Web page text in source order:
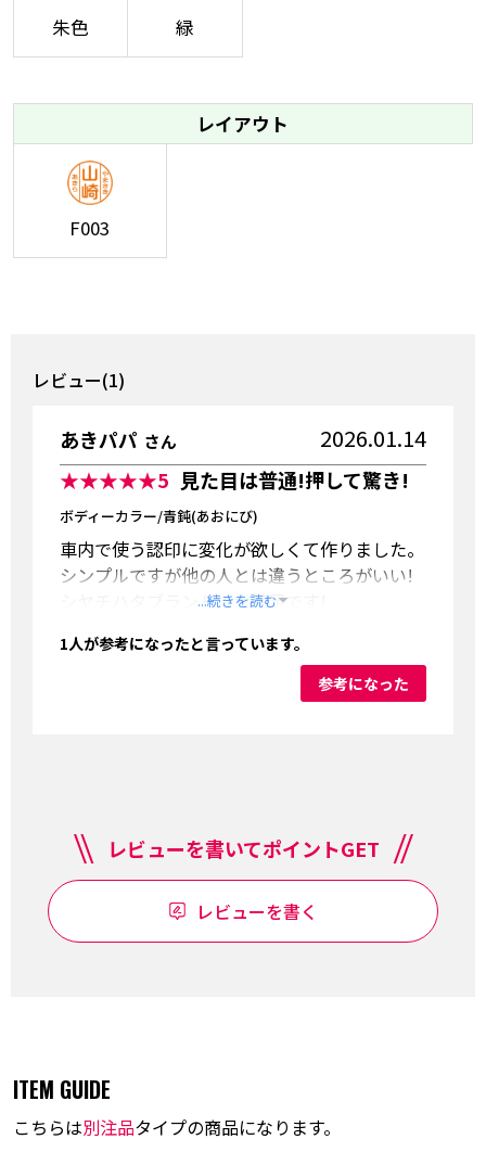
朱色 緑
レイアウト
F003
レビュー(1)
あきパパ さん 2026.01.14
★★★★★5 見た目は普通!押して驚き!
ボディーカラー/青鈍(あおにび)
車内で使う認印に変化が欲しくて作りました。
シンプルですが他の人とは違うところがいい!
シヤチハタブランドで大満足です!
...続きを読む
1人が参考になったと言っています。
参考になった
レビューを書いてポイントGET
レビューを書く
ITEM GUIDE
こちらは別注品タイプの商品になります。